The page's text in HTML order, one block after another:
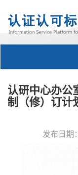
认研中心办公
制（修）订计
发布日期